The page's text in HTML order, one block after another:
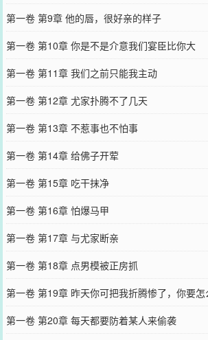
第一卷 第9章 他的唇，很好亲的样子
第一卷 第10章 你是不是介意我们宴臣比你大
第一卷 第11章 我们之前只能我主动
第一卷 第12章 尤家扑腾不了几天
第一卷 第13章 不惹事也不怕事
第一卷 第14章 给佛子开荤
第一卷 第15章 吃干抹净
第一卷 第16章 怕爆马甲
第一卷 第17章 与尤家断亲
第一卷 第18章 点男模被正房抓
第一卷 第19章 昨天你可把我折腾惨了，你要怎
第一卷 第20章 每天都要防着某人来偷袭